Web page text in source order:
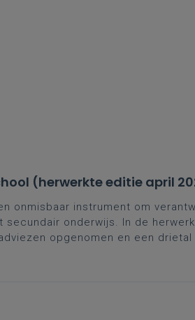
(herwerkte editie april
onmisbaar instrument om
secundair onderwijs. In de
opgenomen en een